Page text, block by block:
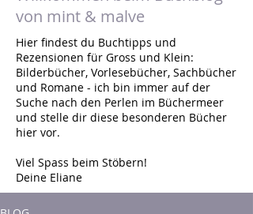
von mint & malve
Hier findest du Buchtipps und
Rezensionen für Gross und Klein:
Bilderbücher, Vorlesebücher, Sachbücher
und Romane - ich bin immer auf der
Suche nach den Perlen im Büchermeer
und stelle dir diese besonderen Bücher
hier vor.
Viel Spass beim Stöbern!
Deine Eliane